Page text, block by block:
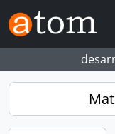
Skip to main content